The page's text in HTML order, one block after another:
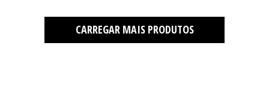
CARREGAR MAIS PRODUTOS